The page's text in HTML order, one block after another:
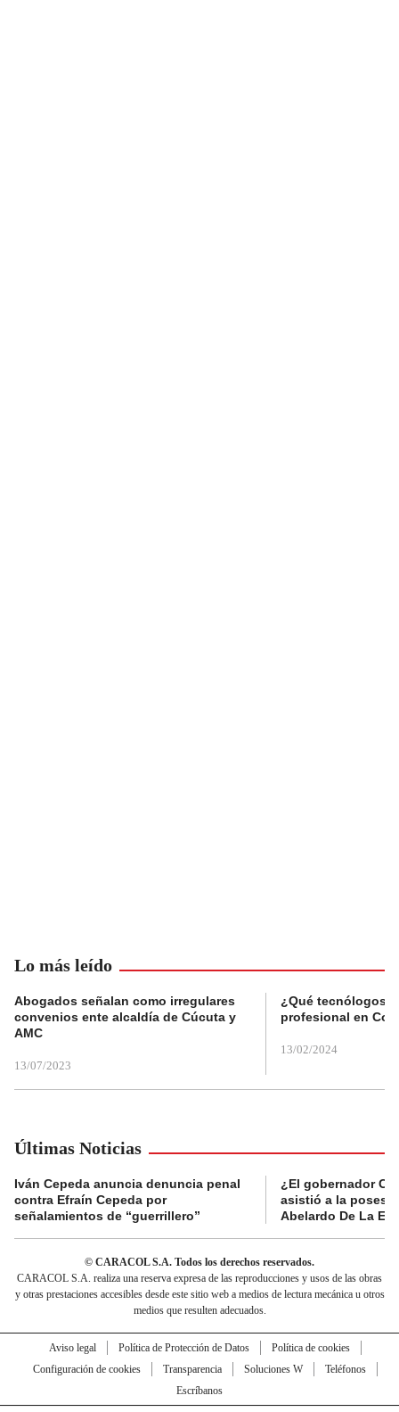
Lo más leído
Abogados señalan como irregulares
convenios ente alcaldía de Cúcuta y
AMC
13/07/2023
¿Qué tecnólogos
profesional en
13/02/2024
Últimas Noticias
Iván Cepeda anuncia denuncia penal
contra Efraín Cepeda por
señalamientos de “guerrillero”
¿El gobernador
asistió a la
Abelardo De La
© CARACOL S.A. Todos los derechos reservados.
CARACOL S.A. realiza una reserva expresa de las reproducciones y usos de las obras
y otras prestaciones accesibles desde este sitio web a medios de lectura mecánica u otros
medios que resulten adecuados.
Aviso legal Política de Protección de Datos
Política de cookies
Configuración de cookies
Transparencia Soluciones W
Teléfonos
Escríbanos